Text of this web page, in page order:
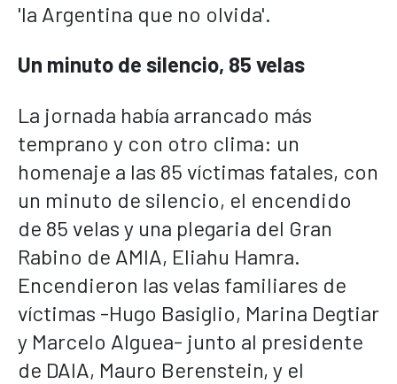
'la Argentina que no olvida'.
Un minuto de silencio, 85 velas
La jornada había arrancado más
temprano y con otro clima: un
homenaje a las 85 víctimas fatales, con
un minuto de silencio, el encendido
de 85 velas y una plegaria del Gran
Rabino de AMIA, Eliahu Hamra.
Encendieron las velas familiares de
víctimas -Hugo Basiglio, Marina Degtiar
y Marcelo Alguea- junto al presidente
de DAIA, Mauro Berenstein, y el